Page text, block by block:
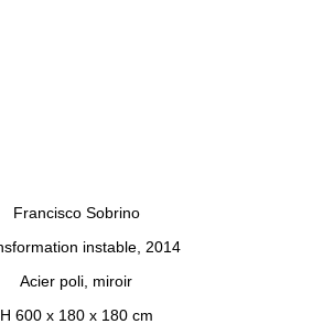
Francisco Sobrino
instable, 2014
Acier poli, miroir
H 600 x 180 x 180 cm